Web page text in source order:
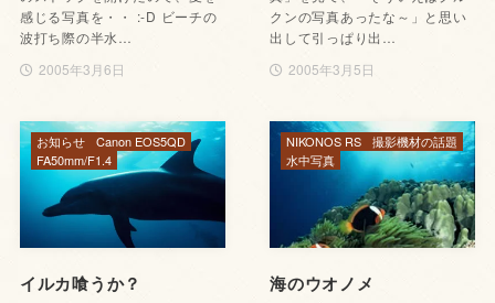
感じる写真を・・ :-D ビーチの
波打ち際の半水…
2005年3月6日
クンの写真あったな～」と思い
出して引っぱり出…
2005年3月5日
イルカ喰うか？
お知らせ
Canon EOS5QD
FA50mm/F1.4
海のウオノメ
NIKONOS RS
撮影機材の話題
水中写真